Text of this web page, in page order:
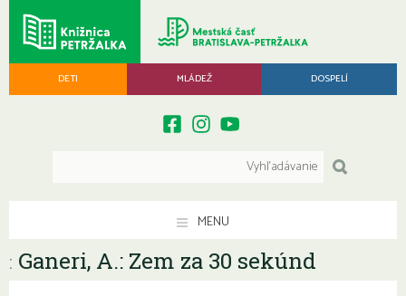
DETI MLÁDEŽ DOSPELÍ
MENU
: Ganeri, A.: Zem za 30 sekúnd